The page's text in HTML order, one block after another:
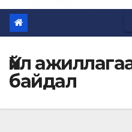
Үйл
байдал